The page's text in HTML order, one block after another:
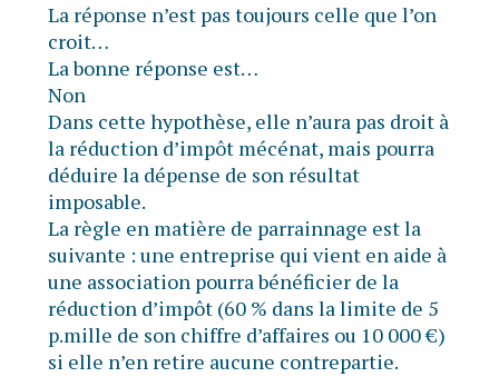
La réponse n’est pas toujours celle que l’on
croit…
La bonne réponse est…
Non
Dans cette hypothèse, elle n’aura pas droit à
la réduction d’impôt mécénat, mais pourra
déduire la dépense de son résultat
imposable.
La règle en matière de parrainnage est la
suivante : une entreprise qui vient en aide à
une association pourra bénéficier de la
réduction d’impôt (60 % dans la limite de 5
p.mille de son chiffre d’affaires ou 10 000 €)
si elle n’en retire aucune contrepartie.